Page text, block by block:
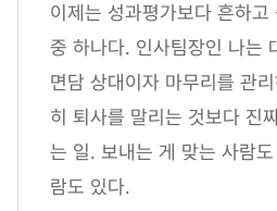
이제는 성과평가보다 흔하고
중 하나다. 인사팀장인 나는
면담 상대이자 마무리를 관
히 퇴사를 말리는 것보다 진
는 일. 보내는 게 맞는 사람
람도 있다.